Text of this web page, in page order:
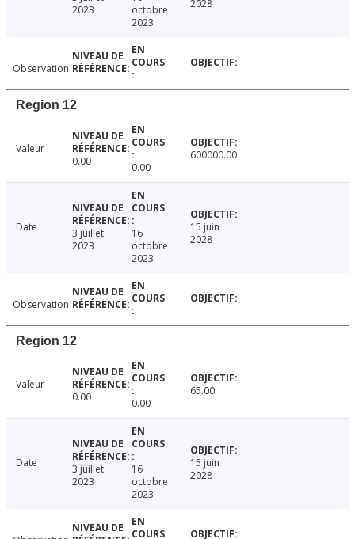
2023
octobre
2023
2028
Observation
Region 12
Valeur
0.00
0.00
600000.00
Date
3 juillet
2023
16
octobre
2023
15 juin
2028
Observation
Region 12
Valeur
0.00
0.00
65.00
Date
3 juillet
2023
16
octobre
2023
15 juin
2028